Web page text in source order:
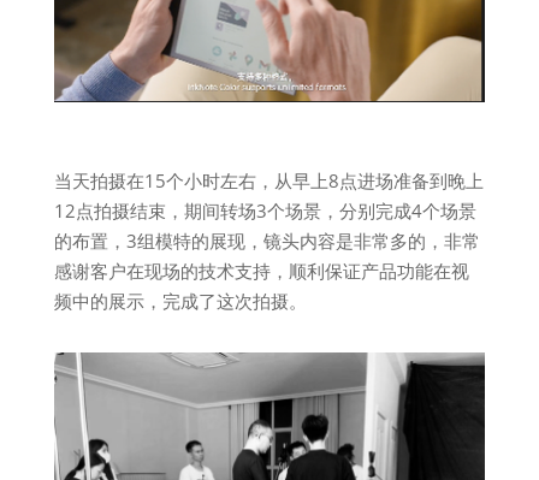
当天拍摄在15个小时左右，从早上8点进场准备到晚上
12点拍摄结束，期间转场3个场景，分别完成4个场景
的布置，3组模特的展现，镜头内容是非常多的，非常
感谢客户在现场的技术支持，顺利保证产品功能在视
频中的展示，完成了这次拍摄。